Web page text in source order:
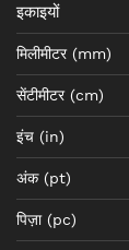
इकाइयों
मिलीमीटर(mm)
सेंटीमीटर(cm)
इंच (in)
अंक(pt)
पिज़ा(pc)